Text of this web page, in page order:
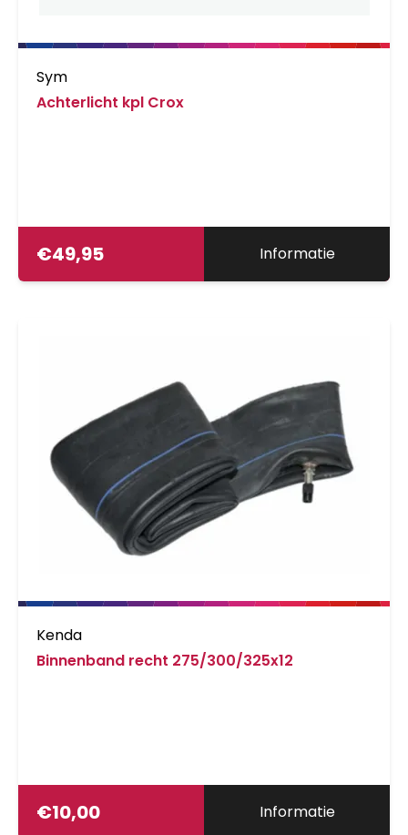
Sym
Achterlicht kpl Crox
€49,95 Informatie
Kenda
Binnenband recht 275/300/325x12
€10,00 Informatie